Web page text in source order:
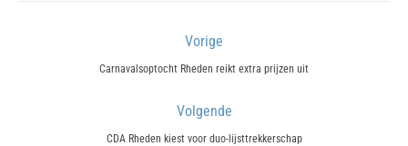
Vorige
Previous
Carnavalsoptocht Rheden reikt extra prijzen uit
Volgende
Next
CDA Rheden kiest voor duo-lijsttrekkerschap